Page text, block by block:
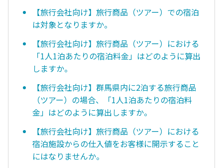
【旅行会社向け】旅行商品（ツアー）での宿泊
は対象となりますか。
【旅行会社向け】旅行商品（ツアー）における
「1人1泊あたりの宿泊料金」はどのように算出
しますか。
【旅行会社向け】群馬県内に2泊する旅行商品
（ツアー）の場合、「1人1泊あたりの宿泊料
金」はどのように算出しますか。
【旅行会社向け】旅行商品（ツアー）における
宿泊施設からの仕入値をお客様に開示すること
にはなりませんか。